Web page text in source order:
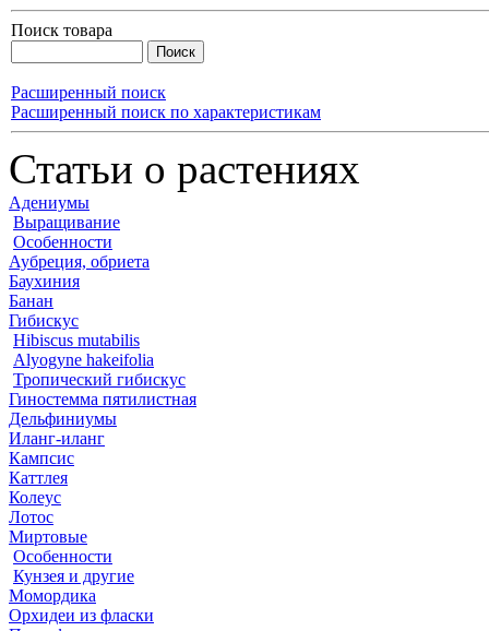
Поиск товара
Расширенный поиск
Расширенный поиск по характеристикам
Статьи о растениях
Адениумы
Выращивание
Особенности
Аубреция, обриета
Баухиния
Банан
Гибискус
Hibiscus mutabilis
Alyogyne hakeifolia
Тропический гибискус
Гиностемма пятилистная
Дельфиниумы
Иланг-иланг
Кампсис
Каттлея
Колеус
Лотос
Миртовые
Особенности
Кунзея и другие
Момордика
Орхидеи из фласки